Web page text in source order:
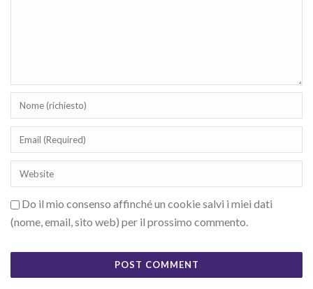
Do il mio consenso affinché un cookie salvi i miei dati
(nome, email, sito web) per il prossimo commento.